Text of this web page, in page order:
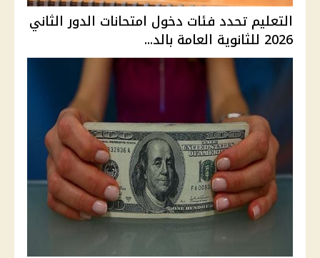
التعليم تحدد فئات دخول امتحانات الدور الثاني
2026 للثانوية العامة بالد...